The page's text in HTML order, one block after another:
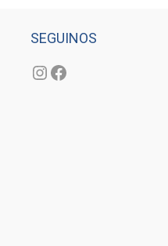
SEGUINOS
Instagram
Facebook